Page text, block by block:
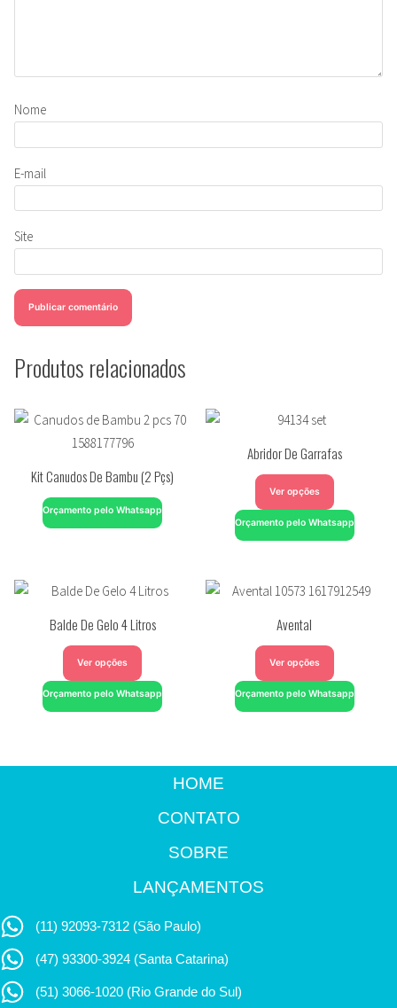
Nome
E-mail
Site
Produtos relacionados
Kit Canudos De Bambu (2 Pçs)
Orçamento pelo Whatsapp
Abridor De Garrafas
Ver opções
Orçamento pelo Whatsapp
Balde De Gelo 4 Litros
Ver opções
Orçamento pelo Whatsapp
Avental
Ver opções
Orçamento pelo Whatsapp
HOME
CONTATO
SOBRE
LANÇAMENTOS
(11) 92093-7312 (São Paulo)
(47) 93300-3924 (Santa Catarina)
(51) 3066-1020 (Rio Grande do Sul)